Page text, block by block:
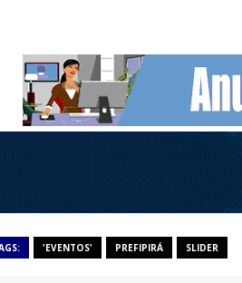
'EVENTOS' PREFIPIRÁ SLIDER